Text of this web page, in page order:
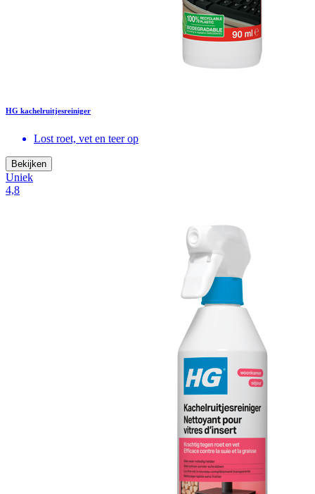
HG kachelruitjesreiniger
Lost roet, vet en teer op
Bekijken
Uniek
4,8